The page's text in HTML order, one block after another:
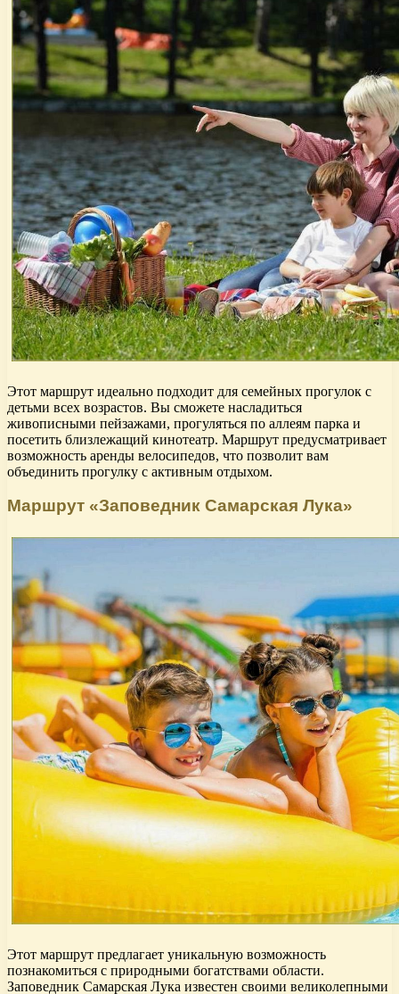
Этот маршрут идеально подходит для семейных прогулок с
детьми всех возрастов. Вы сможете насладиться
живописными пейзажами, прогуляться по аллеям парка и
посетить близлежащий кинотеатр. Маршрут предусматривает
возможность аренды велосипедов, что позволит вам
объединить прогулку с активным отдыхом.
Маршрут «Заповедник Самарская Лука»
Этот маршрут предлагает уникальную возможность
познакомиться с природными богатствами области.
Заповедник Самарская Лука известен своими великолепными